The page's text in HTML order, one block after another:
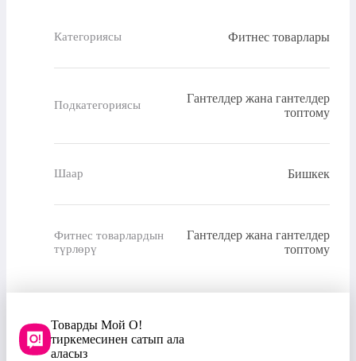
Категориясы Фитнес товарлары
Подкатегориясы
Гантелдер жана гантелдер
топтому
Шаар Бишкек
Фитнес товарлардын
түрлөрү
Гантелдер жана гантелдер
топтому
Товарды Мой О!
тиркемесинен сатып ала
аласыз